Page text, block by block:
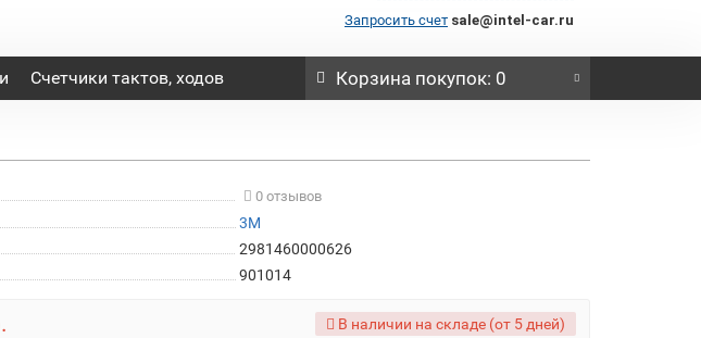
Запросить счет sale@intel-car.ru
Счетчики тактов, ходов Корзинапокупок: 0
0 отзывов
3М
2981460000626
901014
В наличии на складе (от 5 дней)